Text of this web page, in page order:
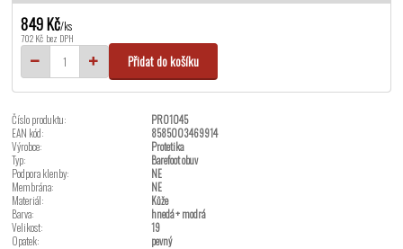
849 Kč/ks
702 Kč bez DPH
Přidat do košíku
Číslo produktu:
PRO1045
EAN kód:
8585003469914
Výrobce:
Protetika
Typ:
Barefoot obuv
Podpora klenby:
NE
Membrána:
NE
Materiál:
Kůže
Barva:
hnedá + modrá
Velikost:
19
Opatek:
pevný